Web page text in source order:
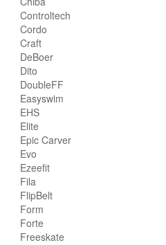
Controltech
Cordo
Craft
DeBoer
Dito
DoubleFF
Easyswim
EHS
Elite
Epic Carver
Evo
Ezeefit
Fila
FlipBelt
Form
Forte
Freeskate